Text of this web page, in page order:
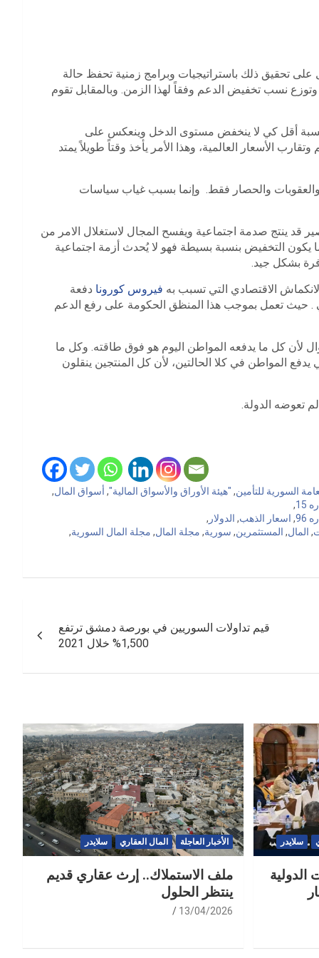
على تحقيق ذلك باستراتيجيات وبرامج زمنية تحفظ حالة
وتوزع نسب تخفيض الدعم وفقاً لهذا الزمن. وبالمقابل تقوم
النسبة أو بنسبة أقل كي لا ينخفض مستوى الدخل وينعكس على
الأسعار العالمية، وهذا الأمر يأخذ وقتاً طويلاً يمتد
والحصار فقط. وإنما بسبب غياب سياسات
ينتج صدمة اجتماعية ويفسح المجال لاستغلال الامر من
يكون التخفيض بنسبة بسيطة فهو لا يُحدث أزمة اجتماعية
بشكل جيد.
الاقتصادي التي تسبب به فيروس كورونا دفعة
. حيث تعمل بموجب هذا المنظق الحكومة على رفع الدعم
لأن كل ما يدفعه المواطن اليوم هو فوق طاقته. وكل ما
يدفع المواطن في كلا الحالتين، لأن كل المنتجين ينقلون
تعوضه الدولة.
السورية للتأمين, "هيئة الأوراق والأسواق المالية", أسواق المال,
,
, اسعار الذهب, الدولار ,
, المال, المستثمرين, سورية, مجلة المال, مجلة المال السورية,
قيم تداولات السوريين في بورصة دمشق ترتفع
1,500% خلال 2021
سلايدر
الدولية
الأخبار العاجلة المال العقاري سلايدر
ملف الاستملاك.. إرث عقاري قديم
ينتظر الحلول
13/04/2026